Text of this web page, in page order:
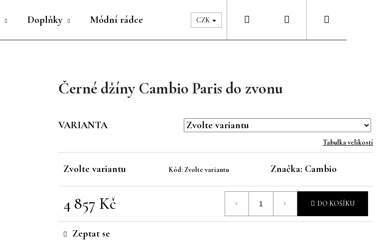
Doplňky Módní rádce Péče & Šatník Kontakty
CZK Přihlášení
Černé džíny Cambio Paris do zvonu
VARIANTA
Tabulka velikostí
Zvolte variantu Kód: Zvolte variantu Značka: Cambio
4 857 Kč
Měrná
cena:
DO KOŠÍKU
Zeptat se
HLEDAT